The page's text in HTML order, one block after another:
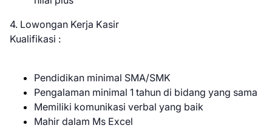
4. Lowongan Kerja Kasir
Kualifikasi :
Pendidikan minimal SMA/SMK
Pengalaman minimal 1 tahun di bidang yang sama
Memiliki komunikasi verbal yang baik
Mahir dalam Ms Excel